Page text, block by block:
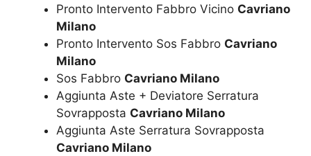
Pronto Intervento Fabbro Vicino Cavriano
Milano
Pronto Intervento Sos Fabbro Cavriano
Milano
Sos Fabbro Cavriano Milano
Aggiunta Aste + Deviatore Serratura
Sovrapposta Cavriano Milano
Aggiunta Aste Serratura Sovrapposta
Cavriano Milano